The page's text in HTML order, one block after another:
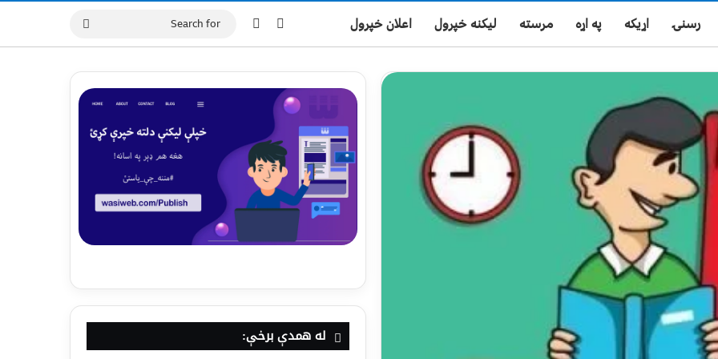
رسنۍ اړیکه په اړه مرسته لیکنه خپرول اعلان خپرول
له همدې برخې: